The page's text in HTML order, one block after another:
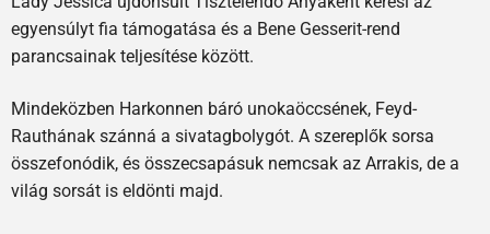
egyensúlyt fia támogatása és a Bene Gesserit-rend
parancsainak teljesítése között.
Mindeközben Harkonnen báró unokaöccsének, Feyd-
Rauthának szánná a sivatagbolygót. A szereplők sorsa
összefonódik, és összecsapásuk nemcsak az Arrakis, de a
világ sorsát is eldönti majd.